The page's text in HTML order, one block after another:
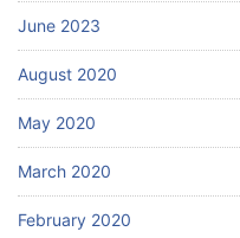
June 2023
August 2020
May 2020
March 2020
February 2020